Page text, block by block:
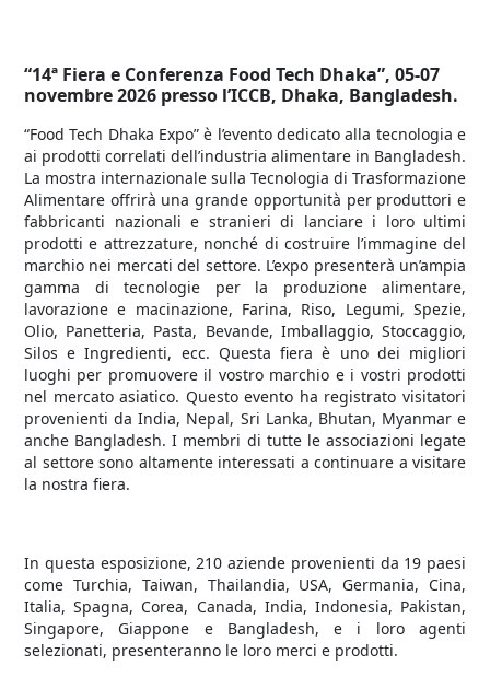
“14ª Fiera e Conferenza Food Tech Dhaka”, 05-07
novembre 2026 presso l’ICCB, Dhaka, Bangladesh.
“Food Tech Dhaka Expo” è l’evento dedicato alla tecnologia e
ai prodotti correlati dell’industria alimentare in Bangladesh.
La mostra internazionale sulla Tecnologia di Trasformazione
Alimentare offrirà una grande opportunità per produttori e
fabbricanti nazionali e stranieri di lanciare i loro ultimi
prodotti e attrezzature, nonché di costruire l’immagine del
marchio nei mercati del settore. L’expo presenterà un’ampia
gamma di tecnologie per la produzione alimentare,
lavorazione e macinazione, Farina, Riso, Legumi, Spezie,
Olio, Panetteria, Pasta, Bevande, Imballaggio, Stoccaggio,
Silos e Ingredienti, ecc. Questa fiera è uno dei migliori
luoghi per promuovere il vostro marchio e i vostri prodotti
nel mercato asiatico. Questo evento ha registrato visitatori
provenienti da India, Nepal, Sri Lanka, Bhutan, Myanmar e
anche Bangladesh. I membri di tutte le associazioni legate
al settore sono altamente interessati a continuare a visitare
la nostra fiera.
In questa esposizione, 210 aziende provenienti da 19 paesi
come Turchia, Taiwan, Thailandia, USA, Germania, Cina,
Italia, Spagna, Corea, Canada, India, Indonesia, Pakistan,
Singapore, Giappone e Bangladesh, e i loro agenti
selezionati, presenteranno le loro merci e prodotti.